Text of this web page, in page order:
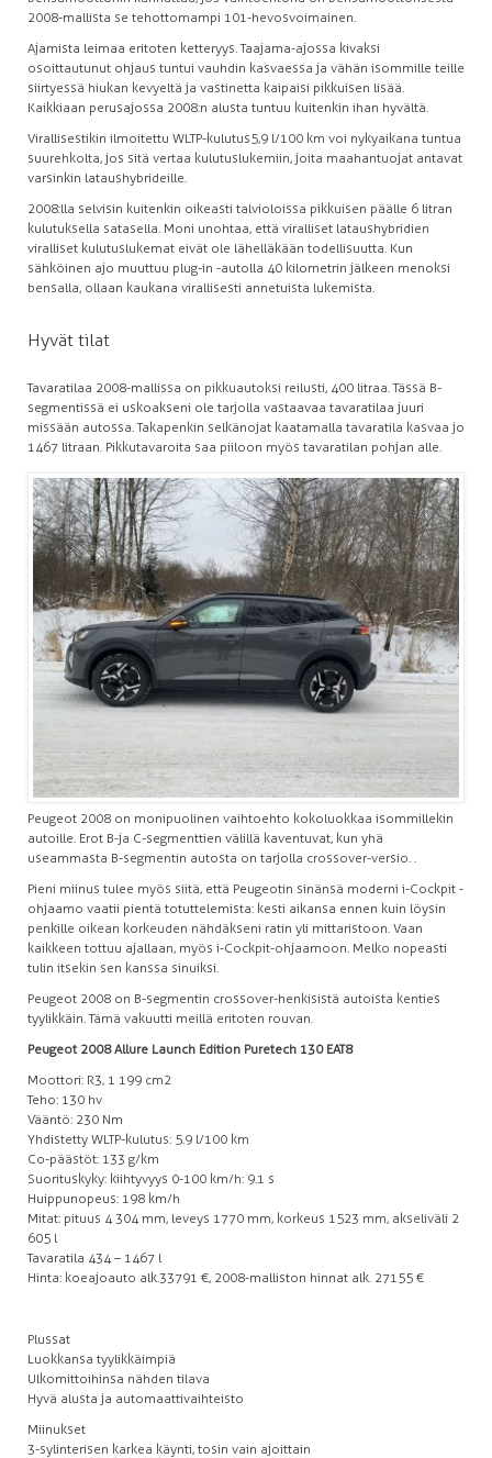
2008-mallista se tehottomampi 101-hevosvoimainen.
Ajamista leimaa eritoten ketteryys. Taajama-ajossa kivaksi
osoittautunut ohjaus tuntui vauhdin kasvaessa ja vähän isommille teille
siirtyessä hiukan kevyeltä ja vastinetta kaipaisi pikkuisen lisää.
Kaikkiaan perusajossa 2008:n alusta tuntuu kuitenkin ihan hyvältä.
Virallisestikin ilmoitettu WLTP-kulutus 5,9 l/100 km voi nykyaikana tuntua
suurehkolta, jos sitä vertaa kulutuslukemiin, joita maahantuojat antavat
varsinkin lataushybrideille.
2008:lla selvisin kuitenkin oikeasti talvioloissa pikkuisen päälle 6 litran
kulutuksella satasella. Moni unohtaa, että viralliset lataushybridien
viralliset kulutuslukemat eivät ole lähelläkään todellisuutta. Kun
sähköinen ajo muuttuu plug-in -autolla 40 kilometrin jälkeen menoksi
bensalla, ollaan kaukana virallisesti annetuista lukemista.
Hyvät tilat
Tavaratilaa 2008-mallissa on pikkuautoksi reilusti, 400 litraa. Tässä B-
segmentissä ei uskoakseni ole tarjolla vastaavaa tavaratilaa juuri
missään autossa. Takapenkin selkänojat kaatamalla tavaratila kasvaa jo
1467 litraan. Pikkutavaroita saa piiloon myös tavaratilan pohjan alle.
Peugeot 2008 on monipuolinen vaihtoehto kokoluokkaa isommillekin
autoille. Erot B-ja C-segmenttien välillä kaventuvat, kun yhä
useammasta B-segmentin autosta on tarjolla crossover-versio. .
Pieni miinus tulee myös siitä, että Peugeotin sinänsä moderni i-Cockpit -
ohjaamo vaatii pientä totuttelemista: kesti aikansa ennen kuin löysin
penkille oikean korkeuden nähdäkseni ratin yli mittaristoon. Vaan
kaikkeen tottuu ajallaan, myös i-Cockpit-ohjaamoon. Melko nopeasti
tulin itsekin sen kanssa sinuiksi.
Peugeot 2008 on B-segmentin crossover-henkisistä autoista kenties
tyylikkäin. Tämä vakuutti meillä eritoten rouvan.
Peugeot 2008 Allure Launch Edition Puretech 130 EAT8
Moottori: R3, 1 199 cm2
Teho: 130 hv
Vääntö: 230 Nm
Yhdistetty WLTP-kulutus: 5.9 l/100 km
Co-päästöt: 133 g/km
Suorituskyky: kiihtyvyys 0-100 km/h: 9.1 s
Huippunopeus: 198 km/h
Mitat: pituus 4 304 mm, leveys 1770 mm, korkeus 1523 mm, akseliväli 2
605 l
Tavaratila 434 – 1467 l
Hinta: koeajoauto alk.33 791 €, 2008-malliston hinnat alk. 27 155 €
Plussat
Luokkansa tyylikkäimpiä
Ulkomittoihinsa nähden tilava
Hyvä alusta ja automaattivaihteisto
Miinukset
3-sylinterisen karkea käynti, tosin vain ajoittain